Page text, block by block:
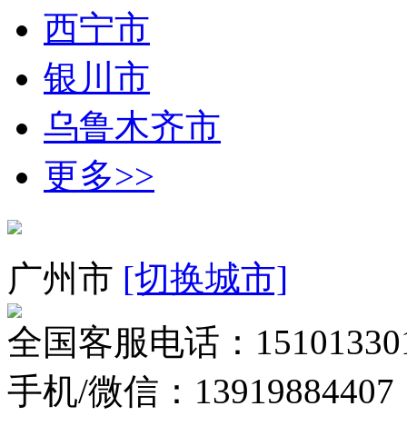
西宁市
银川市
乌鲁木齐市
更多>>
广州市 [切换城市]
全国客服电话：
手机/微信：13919884407